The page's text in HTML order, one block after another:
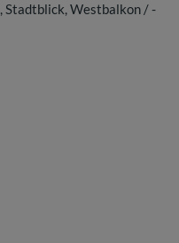
Stadtblick Westbalkon / -